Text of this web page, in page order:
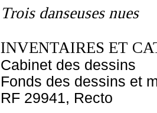
Trois danseuses nues
INVENTAIRES ET
Cabinet des dessins
Fonds des dessins et
RF 29941, Recto